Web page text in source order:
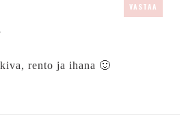
VASTAA
rento ja ihana 🙂